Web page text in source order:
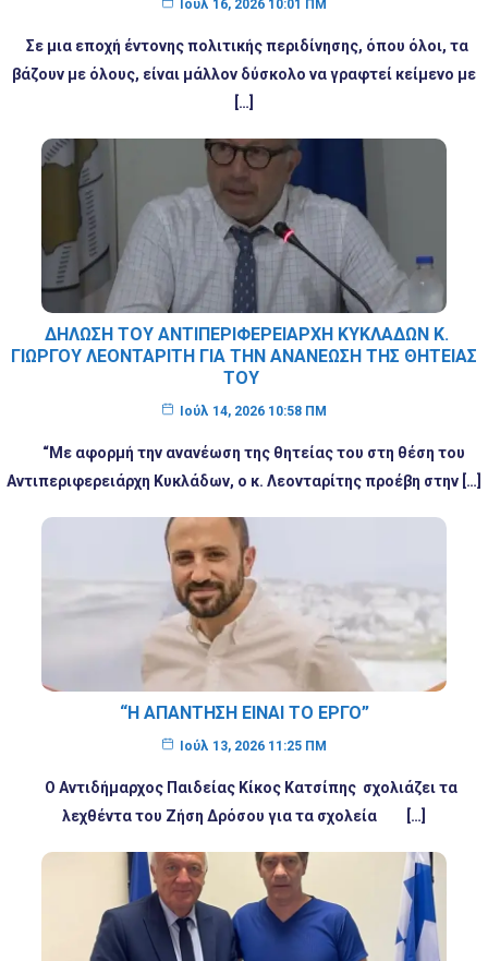
Ιούλ 16, 2026 10:01 ΠΜ
Σε μια εποχή έντονης πολιτικής περιδίνησης, όπου όλοι, τα
βάζουν με όλους, είναι μάλλον δύσκολο να γραφτεί κείμενο με
[…]
ΔΉΛΩΣΗ ΤΟΥ ΑΝΤΙΠΕΡΙΦΕΡΕΙΆΡΧΗ ΚΥΚΛΆΔΩΝ Κ.
ΓΙΏΡΓΟΥ ΛΕΟΝΤΑΡΊΤΗ ΓΙΑ ΤΗΝ ΑΝΑΝΈΩΣΗ ΤΗΣ ΘΗΤΕΊΑΣ
ΤΟΥ
Ιούλ 14, 2026 10:58 ΠΜ
“Με αφορμή την ανανέωση της θητείας του στη θέση του
Αντιπεριφερειάρχη Κυκλάδων, ο κ. Λεονταρίτης προέβη στην […]
“Η ΑΠΆΝΤΗΣΗ ΕΊΝΑΙ ΤΟ ΈΡΓΟ”
Ιούλ 13, 2026 11:25 ΠΜ
Ο Αντιδήμαρχος Παιδείας Κίκος Κατσίπης σχολιάζει τα
λεχθέντα του Ζήση Δρόσου για τα σχολεία […]